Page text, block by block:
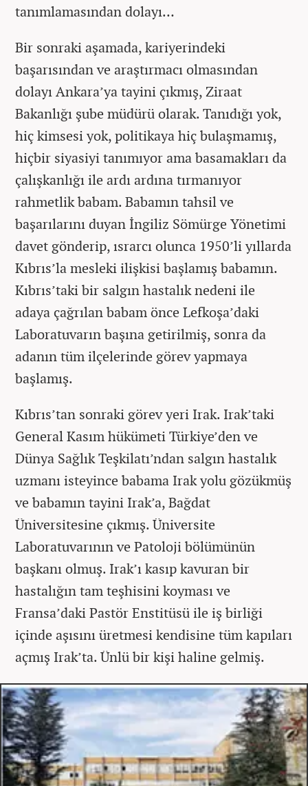
tanımlamasından dolayı…
Bir sonraki aşamada, kariyerindeki
başarısından ve araştırmacı olmasından
dolayı Ankara’ya tayini çıkmış, Ziraat
Bakanlığı şube müdürü olarak. Tanıdığı yok,
hiç kimsesi yok, politikaya hiç bulaşmamış,
hiçbir siyasiyi tanımıyor ama basamakları da
çalışkanlığı ile ardı ardına tırmanıyor
rahmetlik babam. Babamın tahsil ve
başarılarını duyan İngiliz Sömürge Yönetimi
davet gönderip, ısrarcı olunca 1950’li yıllarda
Kıbrıs’la mesleki ilişkisi başlamış babamın.
Kıbrıs’taki bir salgın hastalık nedeni ile
adaya çağrılan babam önce Lefkoşa’daki
Laboratuvarın başına getirilmiş, sonra da
adanın tüm ilçelerinde görev yapmaya
başlamış.
Kıbrıs’tan sonraki görev yeri Irak. Irak’taki
General Kasım hükümeti Türkiye’den ve
Dünya Sağlık Teşkilatı’ndan salgın hastalık
uzmanı isteyince babama Irak yolu gözükmüş
ve babamın tayini Irak’a, Bağdat
Üniversitesine çıkmış. Üniversite
Laboratuvarının ve Patoloji bölümünün
başkanı olmuş. Irak’ı kasıp kavuran bir
hastalığın tam teşhisini koyması ve
Fransa’daki Pastör Enstitüsü ile iş birliği
içinde aşısını üretmesi kendisine tüm kapıları
açmış Irak’ta. Ünlü bir kişi haline gelmiş.